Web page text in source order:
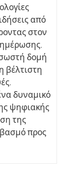
από
στον
δομή
βέλτιστη
δυναμικό
ψηφιακής
της
προς